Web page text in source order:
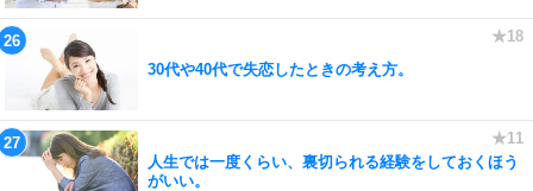
30代や40代で失恋したときの考え方。
人生では一度くらい、裏切られる経験をしておくほう
がいい。